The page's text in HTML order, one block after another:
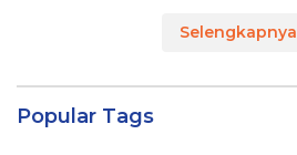
Selengkapnya
Popular Tags